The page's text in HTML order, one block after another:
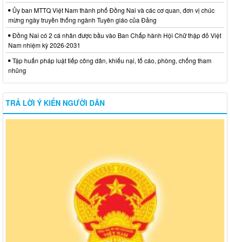
Ủy ban MTTQ Việt Nam thành phố Đồng Nai và các cơ quan, đơn vị chúc
mừng ngày truyền thống ngành Tuyên giáo của Đảng
Đồng Nai có 2 cá nhân được bầu vào Ban Chấp hành Hội Chữ thập đỏ Việt
Nam nhiệm kỳ 2026-2031
Tập huấn pháp luật tiếp công dân, khiếu nại, tố cáo, phòng, chống tham
nhũng
TRẢ LỜI Ý KIẾN NGƯỜI DÂN